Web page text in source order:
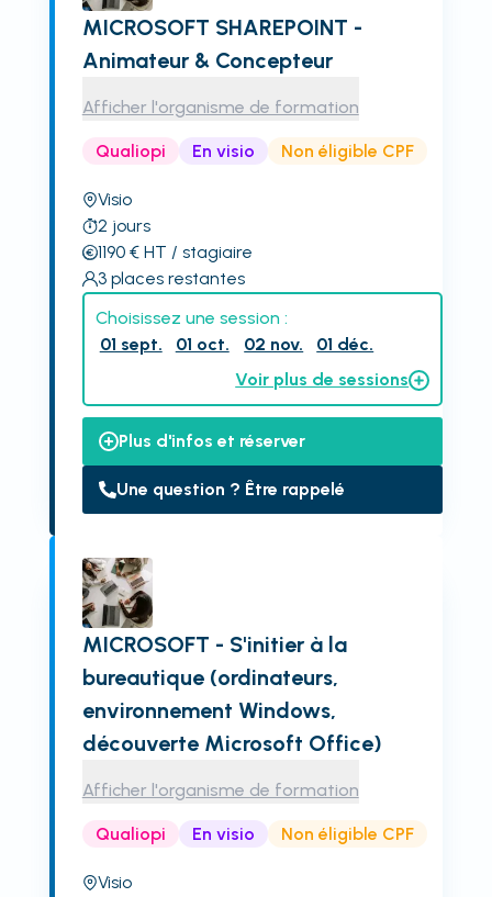
MICROSOFT SHAREPOINT -
Animateur & Concepteur
Afficher l'organisme de formation
Qualiopi En visio Non éligible CPF
Visio
2 jours
1190€ HT / stagiaire
3 places restantes
Choisissez une session :
01 sept.
01 oct. 02 nov.
01 déc.
Voir plus de sessions
Plus d'infos et réserver
Une question ? Être rappelé
MICROSOFT - S'initier à la
bureautique (ordinateurs,
environnement Windows,
découverte Microsoft Office)
Afficher l'organisme de formation
Qualiopi En visio Non éligible CPF
Visio